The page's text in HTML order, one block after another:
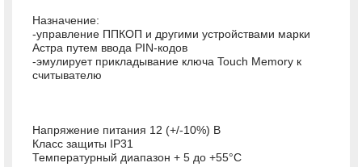
Назначение:
-управление ППКОП и другими устройствами марки
Астра путем ввода PIN-кодов
-эмулирует прикладывание ключа Touch Memory к
считывателю
Напряжение питания 12 (+/-10%) В
Класс защиты IP31
Температурный диапазон + 5 до +55°С